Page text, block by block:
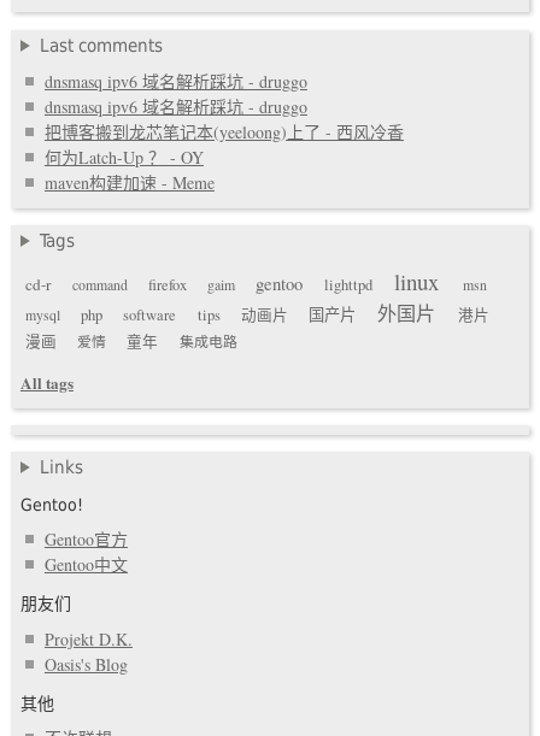
Last comments
dnsmasq ipv6 域名解析踩坑 - druggo
dnsmasq ipv6 域名解析踩坑 - druggo
把博客搬到龙芯笔记本(yeeloong)上了 - 西风冷香
何为Latch-Up ？ - OY
maven构建加速 - Meme
Tags
cd-r
command firefox gaim gentoo lighttpd linux
msn
mysql
php software tips 动画片 国产片 外国片
港片
漫画
爱情 童年 集成电路
All tags
Links
Gentoo!
Gentoo官方
Gentoo中文
朋友们
Projekt D.K.
Oasis's Blog
其他